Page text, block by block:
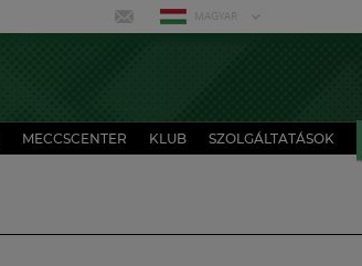
MAGYAR
MECCSCENTER KLUB SZOLGÁLTATÁSOK